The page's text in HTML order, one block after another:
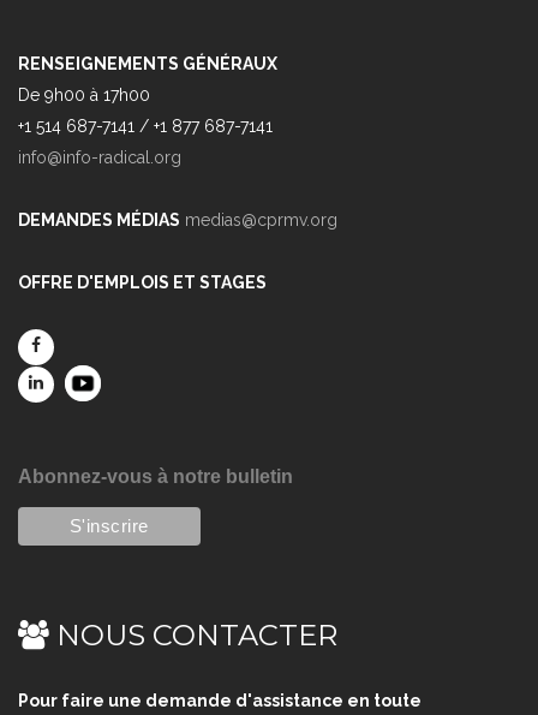
RENSEIGNEMENTS GÉNÉRAUX
De 9h00 à 17h00
+1 514 687-7141 / +1 877 687-7141
info@info-radical.org
DEMANDES MÉDIAS medias@cprmv.org
OFFRE D'EMPLOIS ET STAGES
Abonnez-vous à notre bulletin
NOUS CONTACTER
Pour faire une demande d'assistance en toute